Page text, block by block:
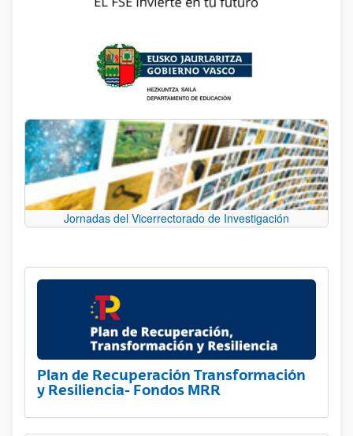
Jornadas del Vicerrectorado de Investigación
Plan de Recuperación Transformación
y Resiliencia- Fondos MRR